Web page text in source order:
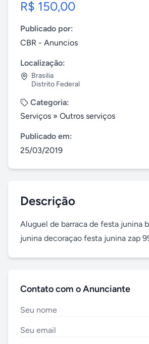
R$ 150,00
Publicado por:
CBR - Anuncios
Localização:
Brasilia
Distrito Federal
Categoria:
Serviços » Outros serviços
Publicado em:
25/03/2019
Descrição
Aluguel de barraca de festa junina
junina decoraçao festa junina zap
Contato com o Anunciante